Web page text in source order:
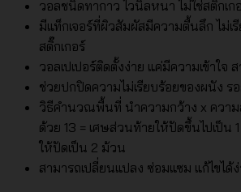
วอลชนิดทากาว ไวนิลหนา ไม่ใช่สติ๊กเก
มีแท็กเจอร์ที่ผิวสัมผัสมีความตื้นลึก ไม่เ
สติ๊กเกอร์
วอลเปเปอร์ติดตั้งง่าย แค่มีความเข้าใจ
ช่วยปกปิดความไม่เรียบร้อยของผนัง ร
วิธีคำนวณพื้นที่ นำความกว้าง x ควา
ด้วย 13 = เศษส่วนท้ายให้ปัดขึ้นไปเป็น
ให้ปัดเป็น 2 ม้วน
สามารถเปลี่ยนแปลง ซ่อมแซม แก้ไขได้